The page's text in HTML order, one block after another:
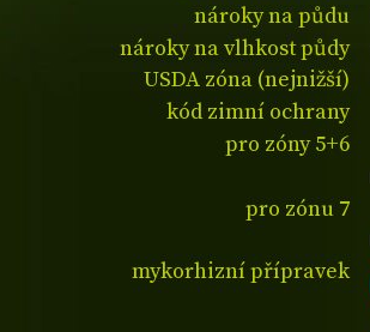
nároky na půdu
nároky na vlhkost půdy
USDA zóna (nejnižší)
kód zimní ochrany
pro zóny 5+6
pro zónu 7
mykorhizní přípravek